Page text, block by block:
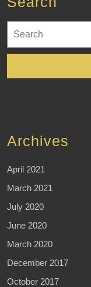
for:
Archives
April 2021
March 2021
July 2020
June 2020
March 2020
December 2017
October 2017